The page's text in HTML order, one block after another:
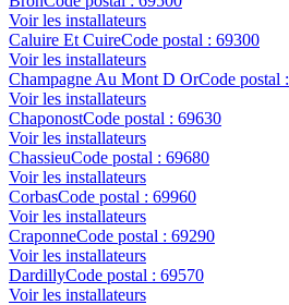
Voir les installateurs
Caluire Et CuireCode postal : 69300
Voir les installateurs
Champagne Au Mont D OrCode postal :
Voir les installateurs
ChaponostCode postal : 69630
Voir les installateurs
ChassieuCode postal : 69680
Voir les installateurs
CorbasCode postal : 69960
Voir les installateurs
CraponneCode postal : 69290
Voir les installateurs
DardillyCode postal : 69570
Voir les installateurs